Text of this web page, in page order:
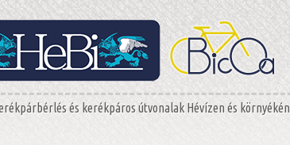
és kerékpáros útvonalak Hévízen és környékén